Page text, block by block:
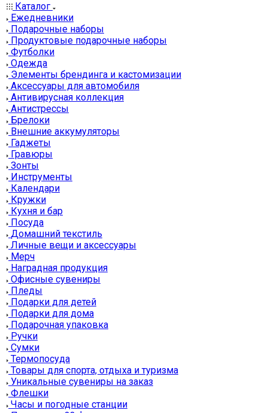
Каталог
Ежедневники
Подарочные наборы
Продуктовые подарочные наборы
Футболки
Одежда
Элементы брендинга и кастомизации
Аксессуары для автомобиля
Антивирусная коллекция
Антистрессы
Брелоки
Внешние аккумуляторы
Гаджеты
Гравюры
Зонты
Инструменты
Календари
Кружки
Кухня и бар
Посуда
Домашний текстиль
Личные вещи и аксессуары
Мерч
Наградная продукция
Офисные сувениры
Пледы
Подарки для детей
Подарки для дома
Подарочная упаковка
Ручки
Сумки
Термопосуда
Товары для спорта, отдыха и туризма
Уникальные сувениры на заказ
Флешки
Часы и погодные станции